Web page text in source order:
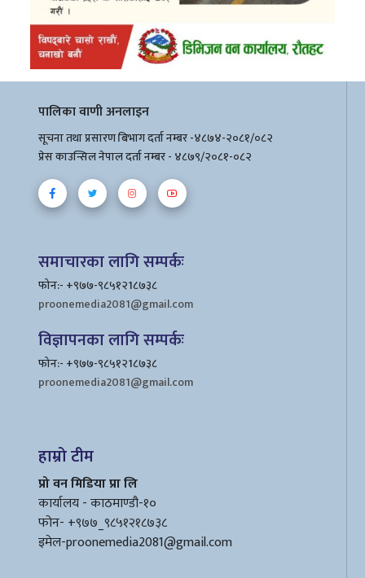
पालिका वाणी अनलाइन
सूचना तथा प्रसारण बिभाग दर्ता नम्बर -४८७४-२०८१/०८२
प्रेस काउन्सिल नेपाल दर्ता नम्बर - ४८७९/२०८१-०८२
समाचारका लागि सम्पर्कः
फोन:- +९७७-९८५१२1८७३८
proonemedia2081@gmail.com
विज्ञापनका लागि सम्पर्कः
फोन:- +९७७-९८५१२1८७३८
proonemedia2081@gmail.com
हाम्रो टीम
प्रो वन मिडिया प्रा लि
कार्यालय - काठमाण्डौ-१०
फोन- +९७७_९८५१२१८७३८
इमेल-proonemedia2081@gmail.com